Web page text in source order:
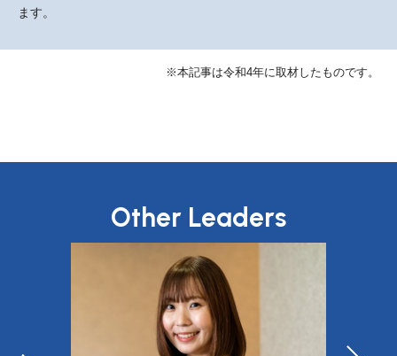
ます。
※本記事は令和4年に取材したものです。
Other Leaders